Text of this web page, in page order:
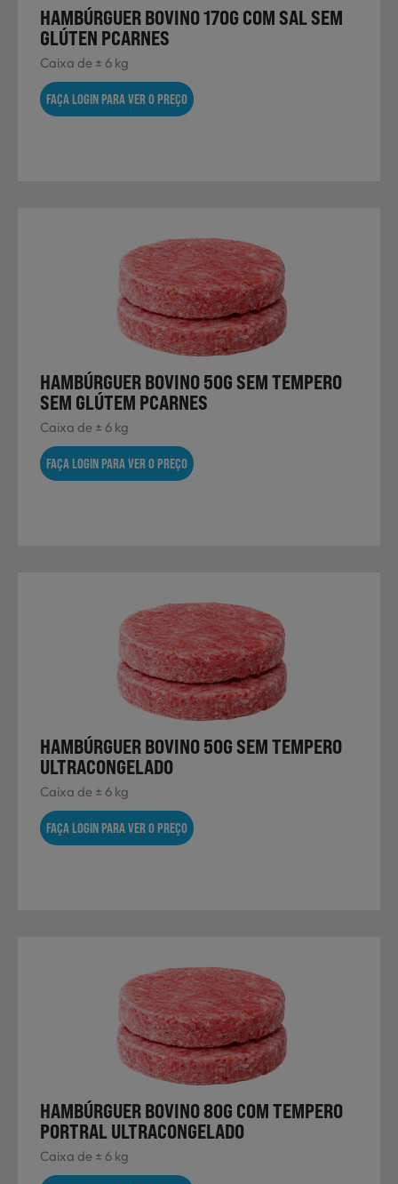
HAMBÚRGUER BOVINO 170G COM SAL SEM
GLÚTEN PCARNES
Caixa de ± 6 kg
FAÇA LOGIN PARA VER O PREÇO
HAMBÚRGUER BOVINO 50G SEM TEMPERO
SEM GLÚTEM PCARNES
Caixa de ± 6 kg
FAÇA LOGIN PARA VER O PREÇO
HAMBÚRGUER BOVINO 50G SEM TEMPERO
ULTRACONGELADO
Caixa de ± 6 kg
FAÇA LOGIN PARA VER O PREÇO
HAMBÚRGUER BOVINO 80G COM TEMPERO
PORTRAL ULTRACONGELADO
Caixa de ± 6 kg